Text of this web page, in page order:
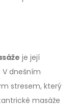
je její
dnešním
stresem, který
masáže